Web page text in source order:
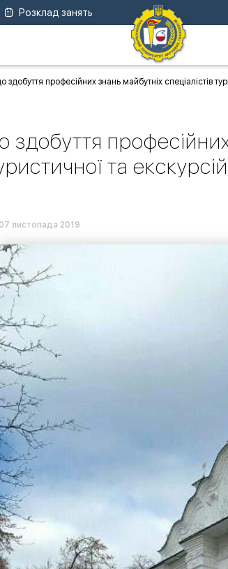
Розклад занять
професійних знань майбутніх спеціалістів
професійних
та
07 листопада 2019